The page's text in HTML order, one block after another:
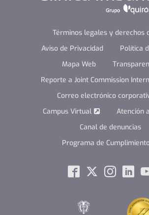
Términos legales y derechos
Aviso de Privacidad
Política
Mapa Web
Reporte a Joint Commission
Correo electrónico
Campus Virtual
Atención
Canal de denuncias
Programa de